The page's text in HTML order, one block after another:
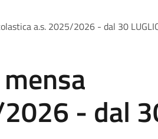
a.s. 2025/2026 - dal 30
- dal